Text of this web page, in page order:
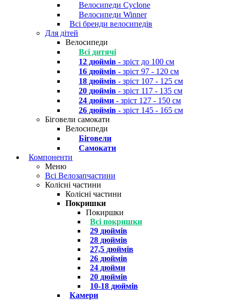
Велосипеди Cyclone
Велосипеди Winner
Всі бренди велосипедів
Для дітей
Велосипеди
Всі дитячі
12 дюймів - зріст до 100 см
16 дюймів - зріст 97 - 120 см
18 дюймів - зріст 107 - 125 см
20 дюймів - зріст 117 - 135 см
24 дюйми - зріст 127 - 150 см
26 дюймів - зріст 145 - 165 см
Біговели самокати
Велосипеди
Біговели
Самокати
Компоненти
Меню
Всі Велозапчастини
Колісні частини
Колісні частини
Покришки
Покиршки
Всі покришки
29 дюймів
28 дюймів
27,5 дюймів
26 дюймів
24 дюйми
20 дюймів
10-18 дюймів
Камери